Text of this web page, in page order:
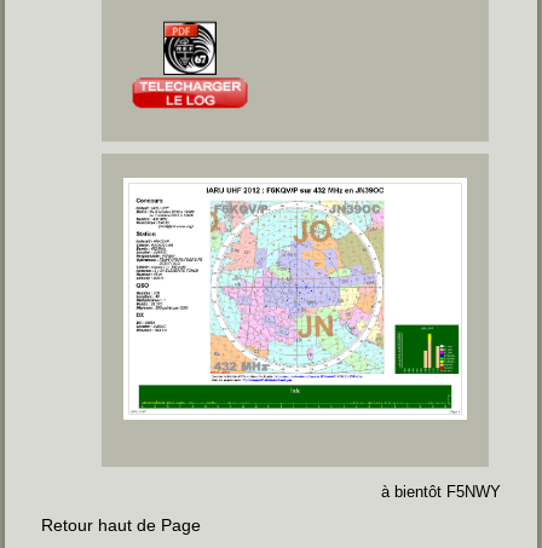
à bientôt F5NWY
Retour haut de Page